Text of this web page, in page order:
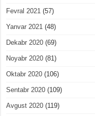
Fevral 2021 (57)
Yanvar 2021 (48)
Dekabr 2020 (69)
Noyabr 2020 (81)
Oktabr 2020 (106)
Sentabr 2020 (109)
Avgust 2020 (119)